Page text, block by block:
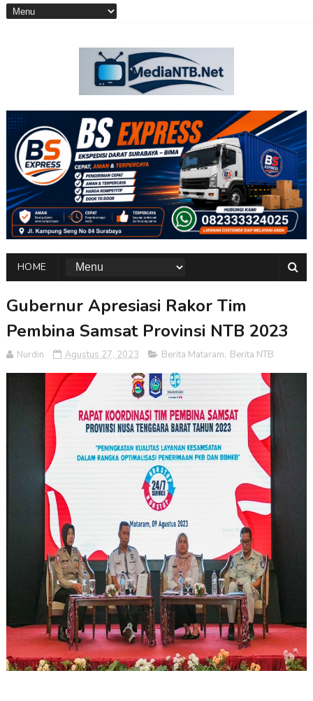
HOME
Gubernur Apresiasi Rakor Tim
Pembina Samsat Provinsi NTB 2023
Nurdin Agustus 27, 2023 Berita Mataram, Berita NTB